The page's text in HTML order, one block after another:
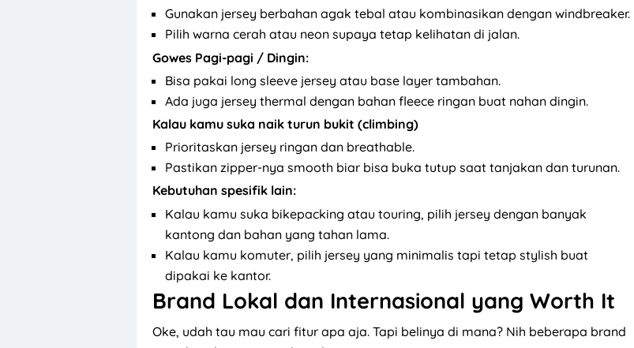
Gunakan jersey berbahan agak tebal atau kombinasikan dengan windbreaker.
Pilih warna cerah atau neon supaya tetap kelihatan di jalan.
Gowes Pagi-pagi / Dingin:
Bisa pakai long sleeve jersey atau base layer tambahan.
Ada juga jersey thermal dengan bahan fleece ringan buat nahan dingin.
Kalau kamu suka naik turun bukit (climbing)
Prioritaskan jersey ringan dan breathable.
Pastikan zipper-nya smooth biar bisa buka tutup saat tanjakan dan turunan.
Kebutuhan spesifik lain:
Kalau kamu suka bikepacking atau touring, pilih jersey dengan banyak
kantong dan bahan yang tahan lama.
Kalau kamu komuter, pilih jersey yang minimalis tapi tetap stylish buat
dipakai ke kantor.
Brand Lokal dan Internasional yang Worth It
Oke, udah tau mau cari fitur apa aja. Tapi belinya di mana? Nih beberapa brand